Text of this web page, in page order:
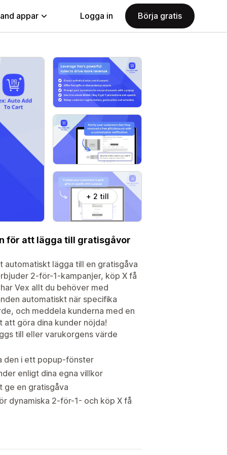
appar Logga in Börja gratis
+ 2 till
för att lägga till gratisgåvor
automatiskt lägga till en gratisgåva
2-för-1-kampanjer, köp X få
Vex allt du behöver med
automatiskt när specifika
och meddela kunderna med en
göra dina kunder nöjda!
till eller varukorgens värde
den i ett popup-fönster
enligt dina egna villkor
ge en gratisgåva
dynamiska 2-för-1- och köp X få